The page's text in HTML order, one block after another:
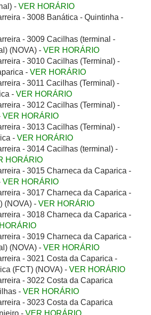
- VER HORÁRIO
- 3008 Banática - Quintinha -
- 3009 Cacilhas (terminal -
(NOVA) - VER HORÁRIO
- 3010 Cacilhas (Terminal) -
- VER HORÁRIO
- 3011 Cacilhas (Terminal) -
- VER HORÁRIO
- 3012 Cacilhas (Terminal) -
VER HORÁRIO
- 3013 Cacilhas (Terminal) -
- VER HORÁRIO
- 3014 Cacilhas (terminal) -
HORÁRIO
- 3015 Charneca da Caparica -
VER HORÁRIO
- 3017 Charneca da Caparica -
(NOVA) - VER HORÁRIO
- 3018 Charneca da Caparica -
- 3019 Charneca da Caparica -
(NOVA) - VER HORÁRIO
- 3021 Costa da Caparica -
(FCT) (NOVA) - VER HORÁRIO
- 3022 Costa da Caparica
- VER HORÁRIO
- 3023 Costa da Caparica
- VER HORÁRIO